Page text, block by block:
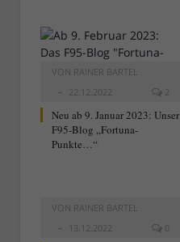
VON RAINER BARTEL
22.12.2022
2
Neu ab 9. Januar 2023: Unser
F95-Blog „Fortuna-
Punkte…“
VON RAINER BARTEL
13.12.2022
0